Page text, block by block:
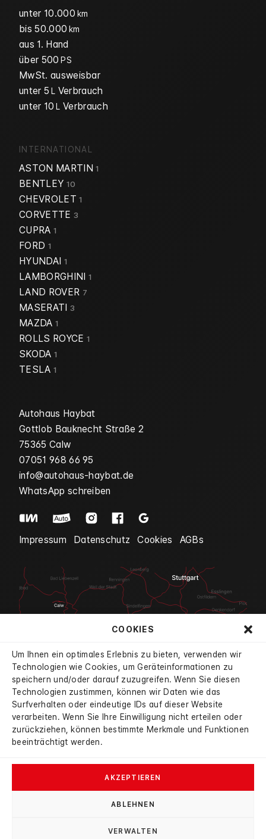
COOKIES
Um Ihnen ein optimales Erlebnis zu bieten, verwenden wir
Technologien wie Cookies, um Geräteinformationen zu
speichern und/oder darauf zuzugreifen. Wenn Sie diesen
Technologien zustimmen, können wir Daten wie das
Surfverhalten oder eindeutige IDs auf dieser Website
verarbeiten. Wenn Sie Ihre Einwilligung nicht erteilen oder
zurückziehen, können bestimmte Merkmale und Funktionen
beeinträchtigt werden.
AKZEPTIEREN
ABLEHNEN
VERWALTEN
Autohaus Haybat
Gottlob Bauknecht Straße 2
75365 Calw
07051 968 66 95
info@autohaus-haybat.de
WhatsApp schreiben
Impressum Datenschutz Cookies AGBs
unter 10.000 km
bis 50.000 km
aus 1. Hand
über 500 PS
MwSt. ausweisbar
unter 5 L Verbrauch
unter 10 L Verbrauch
INTERNATIONAL
ASTON MARTIN1
BENTLEY 10
CHEVROLET1
CORVETTE 3
CUPRA 1
FORD 1
HYUNDAI 1
LAMBORGHINI 1
LAND ROVER 7
MASERATI 3
MAZDA 1
ROLLS ROYCE 1
SKODA 1
TESLA 1
4.7 aus 834 Bewertungen
verifiziert durch:mobile|autoscout24|google
© 2026 Autohaus Haybat